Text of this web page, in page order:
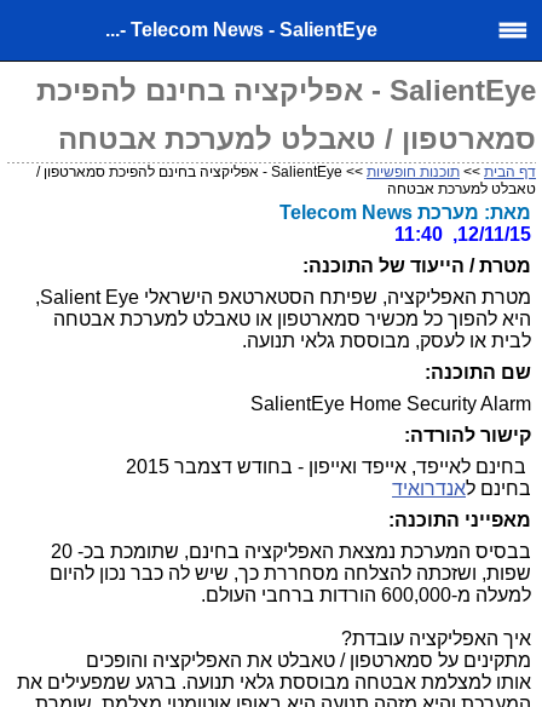
Telecom News - SalientEye -...
SalientEye - אפליקציה בחינם להפיכת
סמארטפון / טאבלט למערכת אבטחה
דף הבית >> תוכנות חופשיות
>> SalientEye - אפליקציה בחינם להפיכת סמארטפון /
טאבלט למערכת אבטחה
מאת: מערכת Telecom News
12/11/15, 11:40
מטרת / הייעוד של התוכנה:
מטרת האפליקציה, שפיתח הסטארטאפ הישראלי Salient Eye,
היא להפוך כל מכשיר סמארטפון או טאבלט למערכת אבטחה
לבית או לעסק, מבוססת גלאי תנועה.
שם התוכנה:
SalientEye Home Security Alarm
קישור להורדה:
בחינם לאייפד, אייפד ואייפון - בחודש דצמבר 2015
בחינם לאנדרואיד
מאפייני התוכנה:
בבסיס המערכת נמצאת האפליקציה בחינם, שתומכת בכ- 20
שפות, ושזכתה להצלחה מסחררת כך, שיש לה כבר נכון להיום
למעלה מ-600,000 הורדות ברחבי העולם.
איך האפליקציה עובדת?
מתקינים על סמארטפון / טאבלט את האפליקציה והופכים
אותו למצלמת אבטחה מבוססת גלאי תנועה. ברגע שמפעילים את